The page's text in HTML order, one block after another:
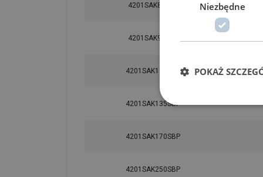
4201SAK85SBP
4201SAK95SBP
4201SAK120SBP
4201SAK135SBP
4201SAK170SBP
4201SAK250SBP
Niezbędne
POKAŻ